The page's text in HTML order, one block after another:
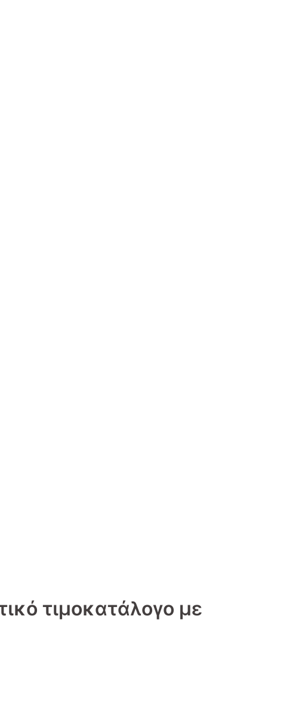
τιμοκατάλογο με